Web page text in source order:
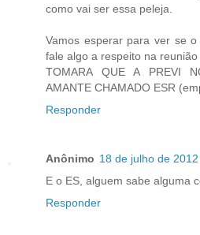
como vai ser essa peleja.
Vamos esperar para ver se
fale algo a respeito na
TOMARA QUE A PREVI
AMANTE CHAMADO ESR
Responder
Anônimo 18 de julho de
E o ES, alguem sabe alguma
Responder